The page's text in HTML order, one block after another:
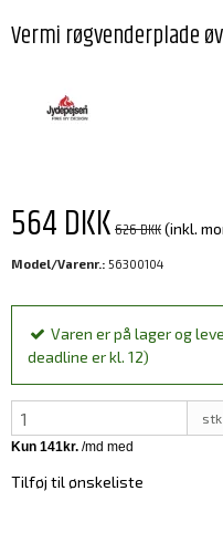
Vermi røgvenderplade
564 DKK626 DKK(inkl.
Model/Varenr.: 56300104
Varen er på lager og
deadline er kl. 12)
stk
Tilføj til ønskeliste